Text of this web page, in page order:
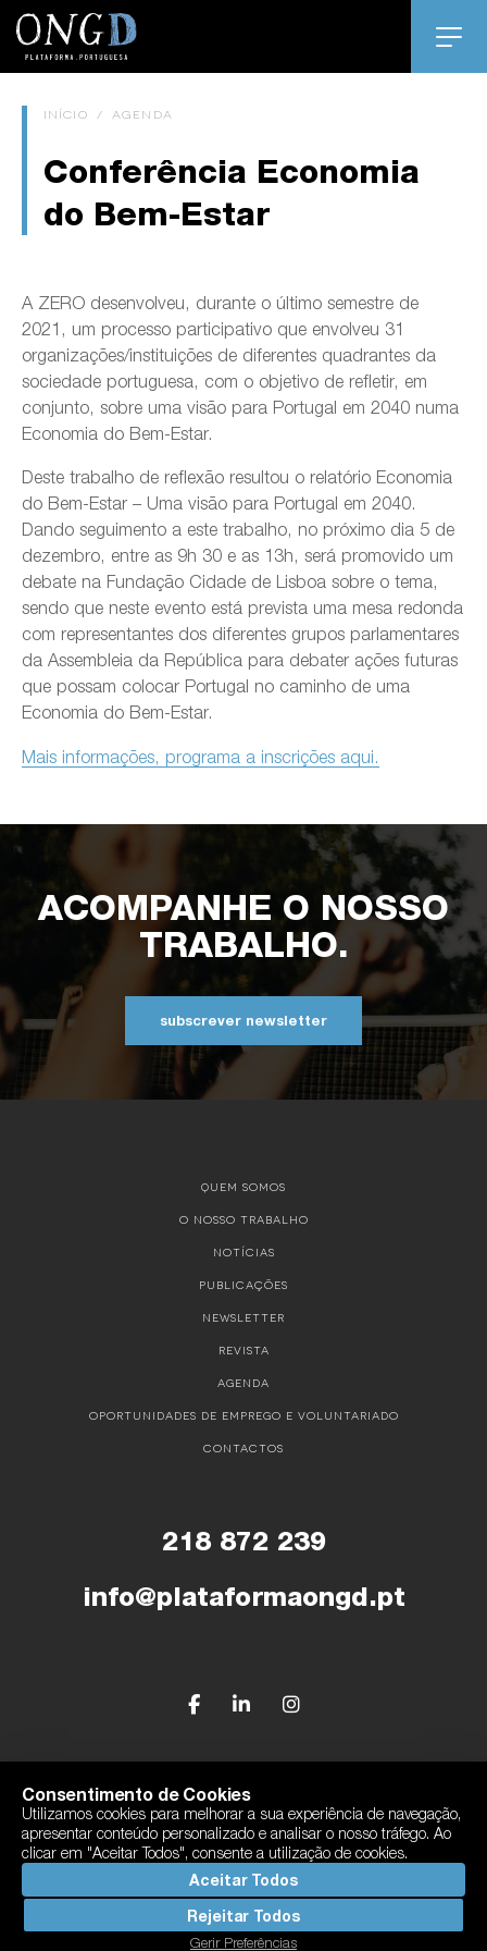
INÍCIO / AGENDA
Conferência Economia
do Bem-Estar
A ZERO desenvolveu, durante o último semestre de
2021, um processo participativo que envolveu 31
organizações/instituições de diferentes quadrantes da
sociedade portuguesa, com o objetivo de refletir, em
conjunto, sobre uma visão para Portugal em 2040 numa
Economia do Bem-Estar.
Deste trabalho de reflexão resultou o relatório Economia
do Bem-Estar – Uma visão para Portugal em 2040.
Dando seguimento a este trabalho, no próximo dia 5 de
dezembro, entre as 9h 30 e as 13h, será promovido um
debate na Fundação Cidade de Lisboa sobre o tema,
sendo que neste evento está prevista uma mesa redonda
com representantes dos diferentes grupos parlamentares
da Assembleia da República para debater ações futuras
que possam colocar Portugal no caminho de uma
Economia do Bem-Estar.
Mais informações, programa a inscrições aqui.
ACOMPANHE O NOSSO
TRABALHO.
subscrever newsletter
QUEM SOMOS
O NOSSO TRABALHO
NOTÍCIAS
PUBLICAÇÕES
NEWSLETTER
REVISTA
AGENDA
OPORTUNIDADES DE EMPREGO E VOLUNTARIADO
CONTACTOS
218 872 239
info@plataformaongd.pt
Política de Privacidade
Com o apoio de Camões, I.P
Bybluesoft.pt
Consentimento de Cookies
Utilizamos cookies para melhorar a sua experiência de navegação,
apresentar conteúdo personalizado e analisar o nosso tráfego. Ao
clicar em "Aceitar Todos", consente a utilização de cookies.
Gerir Preferências
Rejeitar Todos
Aceitar Todos